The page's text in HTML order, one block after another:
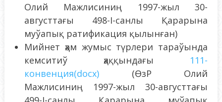
Олий Мажлисиниң 1997-жыл 30-
августтағы 498-I-санлы Қарарына
муўапық ратификация қылынған)
Мийнет ҳәм жумыс түрлери тараўында
кемситиў ҳаққындағы 111-
конвенция(docx)(ӨзР Олий
Мажлисиниң 1997-жыл 30-августтағы